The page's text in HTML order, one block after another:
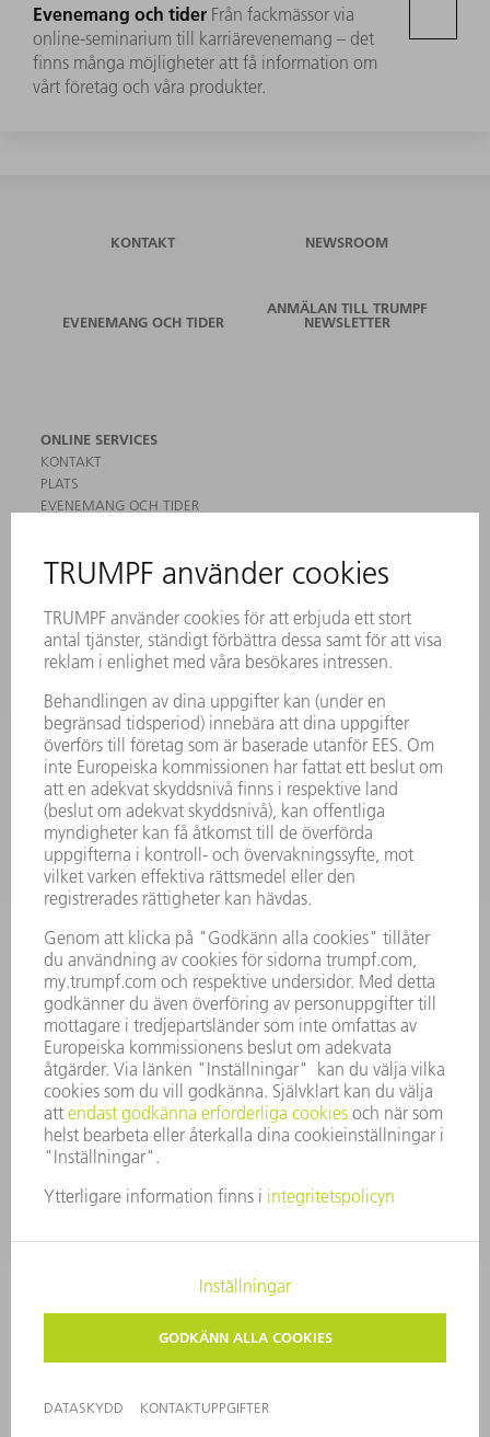
Evenemang och tider Från fackmässor via
online-seminarium till karriärevenemang – det
finns många möjligheter att få information om
vårt företag och våra produkter.
KONTAKT NEWSROOM
EVENEMANG OCH TIDER
ANMÄLAN TILL TRUMPF
NEWSLETTER
ONLINE SERVICES
KONTAKT
PLATS
EVENEMANG OCH TIDER
SÄKERHETSDATABLAD
MASKINER & SYSTEM
LASER
KRAFTELEKTRONIK
SMART FACTORY
MJUKVARA
SERVICES
TILLÄMPNINGAR
BRANSCHER
FÖRETAG
KARRIÄR
LEDIGA TJÄNSTER
FÖRETAGSPROFIL
STYRELSE
FÖRETAGSPRINCIPER
ÖVERENSSTÄMMELSE
RÅDGIVARSYSTEM
SECURITY
PRESSMEDDELANDEN
MAGASIN
HÅLLBARHET
MILJÖ & KLIMAT
SOCIALT & SAMHÄLLE
FÖRETAGSMANAGEMENT
KONTAKTUPPGIFTER DATASKYDD
COPYRIGHT
PRIVATA INSTÄLLNINGAR